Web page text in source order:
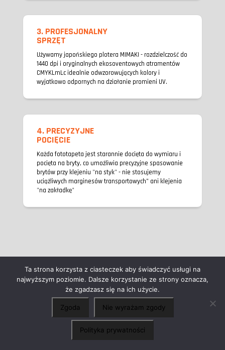
3. PROFESJONALNY
SPRZĘT
Używamy japońskiego plotera MIMAKI - rozdzielczość do
1440 dpi i oryginalnych ekosoventowych atramentów
CMYKLmLc idealnie odwzorowujących kolory i
wyjatkowo odpornych na działanie promieni UV.
4. PRECYZYJNE
POCIĘCIE
Każda fototapeta jest starannie docięta do wymiaru i
pocięta na bryty, co umożliwia precyzyjne spasowanie
brytów przy klejeniu "na styk" - nie stosujemy
uciążliwych marginesów transportowych” ani klejenia
"na zakładkę"
GALERIE REALIZACJI
Ta strona korzysta z ciasteczek aby świadczyć usługi na
najwyższym poziomie. Dalsze korzystanie ze strony oznacza,
że zgadzasz się na ich użycie.
Zgoda Nie wyrażam zgody
Polityka prywatności
Chcesz o coś zapytać?